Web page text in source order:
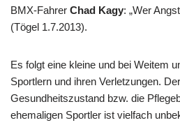
BMX-Fahrer Chad Kagy: „Wer
(Tögel 1.7.2013).
Es folgt eine kleine und bei Weitem
Sportlern und ihren Verletzungen.
Gesundheitszustand bzw. die
ehemaligen Sportler ist vielfach